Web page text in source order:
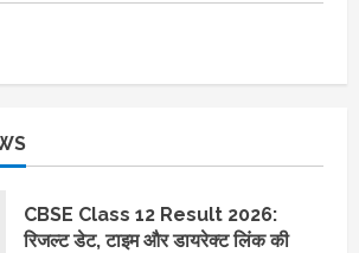
जारी,
है भर्ती
टीचर भर्ती का 2202
CBSE Class 12 Result 2026:
रिजल्ट डेट, टाइम और डायरेक्ट लिंक की